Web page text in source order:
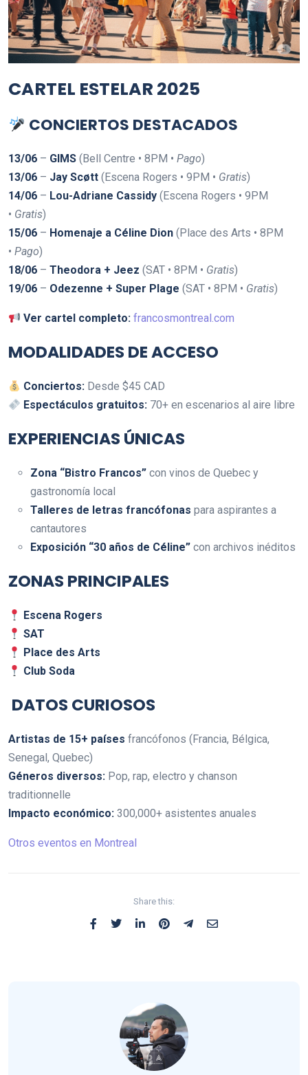
CARTEL ESTELAR 2025
CONCIERTOS DESTACADOS
13/06 – GIMS (Bell Centre • 8PM • Pago)
13/06 – Jay Scøtt (Escena Rogers • 9PM • Gratis)
14/06 – Lou-Adriane Cassidy (Escena Rogers • 9PM
• Gratis)
15/06 – Homenaje a Céline Dion (Place des Arts • 8PM
• Pago)
18/06 – Theodora + Jeez (SAT • 8PM • Gratis)
19/06 – Odezenne + Super Plage (SAT • 8PM • Gratis)
Ver cartel completo: francosmontreal.com
MODALIDADES DE ACCESO
Conciertos: Desde $45 CAD
Espectáculos gratuitos: 70+ en escenarios al aire libre
EXPERIENCIAS ÚNICAS
Zona “Bistro Francos” con vinos de Quebec y
gastronomía local
Talleres de letras francófonas para aspirantes a
cantautores
Exposición “30 años de Céline” con archivos inéditos
ZONAS PRINCIPALES
Escena Rogers
SAT
Place des Arts
Club Soda
DATOS CURIOSOS
Artistas de 15+ países francófonos (Francia, Bélgica,
Senegal, Quebec)
Géneros diversos: Pop, rap, electro y chanson
traditionnelle
Impacto económico: 300,000+ asistentes anuales
Otros eventos en Montreal
Share this: